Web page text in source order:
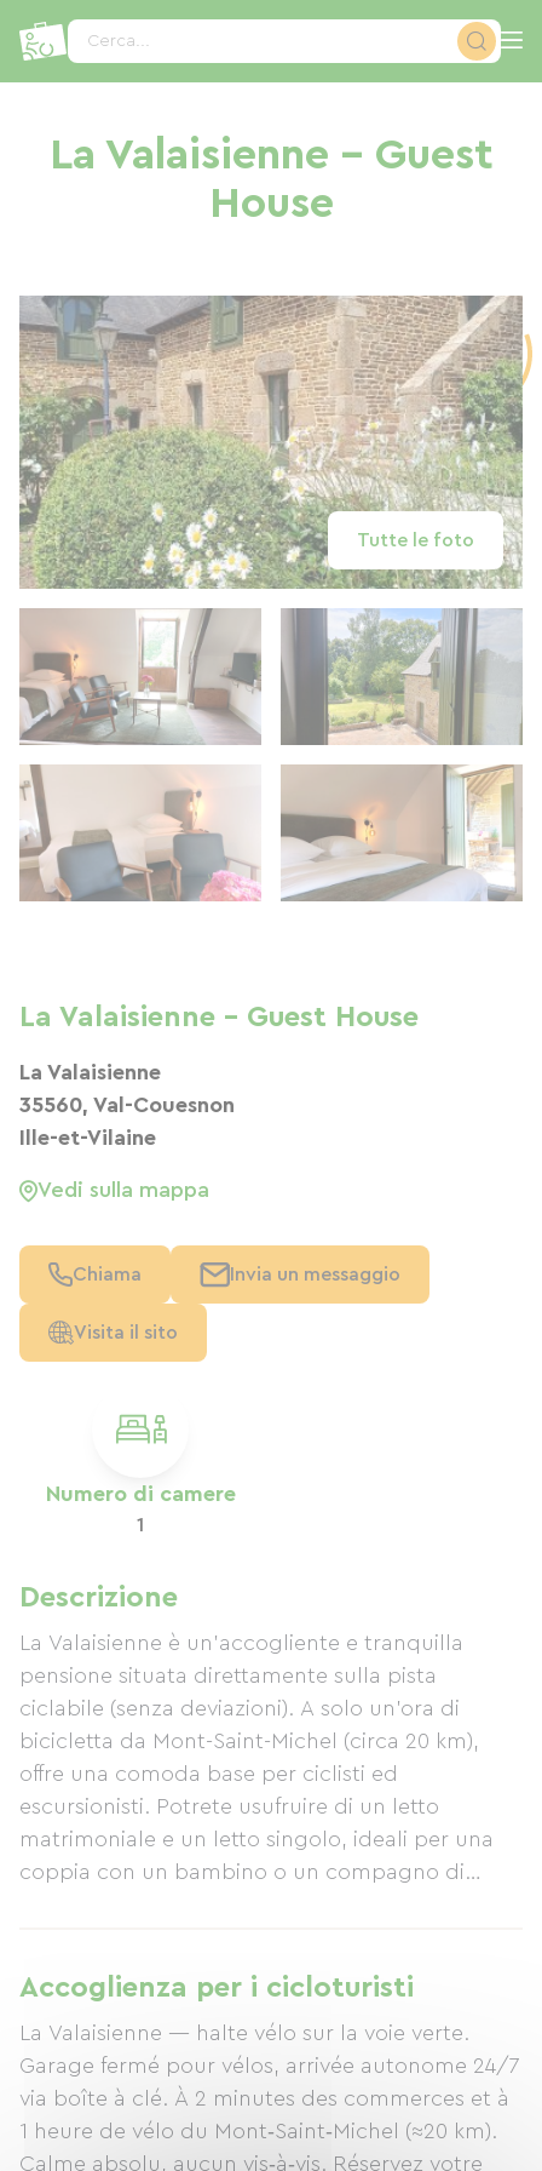
Cerca...
La Valaisienne - Guest
House
Tutte le foto
Numero di camere
1
Descrizione
La Valaisienne è un'accogliente e tranquilla
pensione situata direttamente sulla pista
ciclabile (senza deviazioni). A solo un'ora di
bicicletta da Mont-Saint-Michel (circa 20 km),
offre una comoda base per ciclisti ed
escursionisti. Potrete usufruire di un letto
matrimoniale e un letto singolo, ideali per una
coppia con un bambino o un compagno di
servizi pensati per ciclisti ed escursionisti
includono: - Deposito biciclette sicuro - Check-in
automatico 24 ore su 24 tramite cassetta di
sicurezza - Wi-Fi, punti di ricarica per batterie e
luci - Atmosfera molto tranquilla, senza vicini che
si affacciano sulla camera - A 5 minuti a piedi da
tutti i negozi: panetteria, minimarket, farmacia,
Accoglienza per i cicloturisti
La Valaisienne — halte vélo sur la voie verte.
Garage fermé pour vélos, arrivée autonome 24/7
via boîte à clé. À 2 minutes des commerces et à
1 heure de vélo du Mont‑Saint‑Michel (≈20 km).
Calme absolu, aucun vis‑à‑vis. Réservez votre
La Valaisienne - Guest House
La Valaisienne
35560, Val-Couesnon
Ille-et-Vilaine
Vedi sulla mappa
Chiama Invia un messaggio
Visita il sito
Pannello di gestione dei cookies